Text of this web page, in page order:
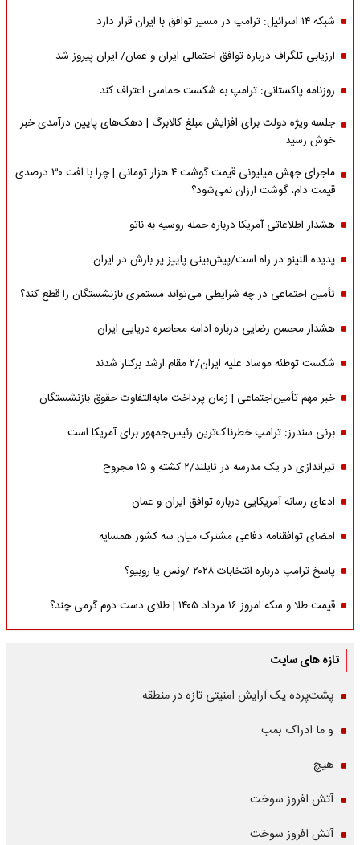
شبکه ۱۴ اسرائیل: ترامپ در مسیر توافق با ایران قرار دارد
ارزیابی تلگراف درباره توافق احتمالی ایران و عمان/ ایران پیروز شد
روزنامه پاکستانی: ترامپ به شکست حماسی اعتراف کند
جلسه ویژه دولت برای افزایش مبلغ کالابرگ | دهک‌های پایین درآمدی خبر
خوش رسید
ماجرای جهش میلیونی قیمت گوشت ۴ هزار تومانی | چرا با افت ۳۰ درصدی
قیمت دام، گوشت ارزان نمی‌شود؟
هشدار اطلاعاتی آمریکا درباره حمله روسیه به ناتو
پدیده النینو در راه است/پیش‌بینی پاییز پر بارش در ایران
تأمین اجتماعی در چه شرایطی می‌تواند مستمری بازنشستگان را قطع کند؟
هشدار محسن رضایی درباره ادامه محاصره دریایی ایران
شکست توطئه موساد علیه ایران/۲ مقام‌ ارشد برکنار شدند
خبر مهم تأمین‌اجتماعی | زمان پرداخت مابه‌التفاوت حقوق بازنشستگان
برنی سندرز: ترامپ خطرناک‌ترین رئیس‌جمهور برای آمریکا است
تیراندازی در یک مدرسه در تایلند/۲ کشته و ۱۵ مجروح
ادعای رسانه آمریکایی درباره توافق ایران و عمان
امضای توافقنامه دفاعی مشترک میان سه کشور همسایه
پاسخ ترامپ درباره انتخابات ۲۰۲۸ /ونس یا روبیو؟
قیمت طلا و سکه امروز ۱۶ مرداد ۱۴۰۵ | طلای دست دوم گرمی چند؟
تازه های سایت
پشت‌پرده یک آرایش امنیتی تازه در منطقه
و ما ادراک بمب
هیچ
آتش افروز سوخت
آتش افروز سوخت